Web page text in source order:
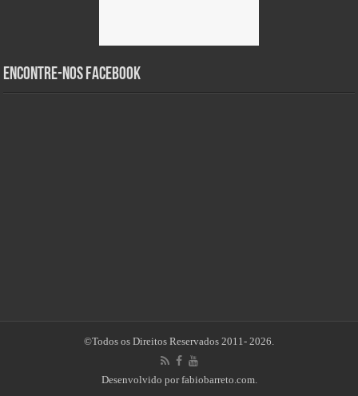
Encontre-nos Facebook
©Todos os Direitos Reservados 2011- 2026.
Desenvolvido porfabiobarreto.com